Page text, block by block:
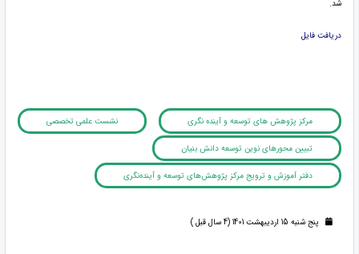
شد.
دريافت فايل
مرکز پژوهش های توسعه و آینده نگری نشست علمی تخصصی
تبیین محورهای نوین توسعه دانش بنیان
دفتر آموزش و ترویج مرکز پژوهش‌های توسعه و آینده‌نگری
پنج شنبه 15 اردیبهشت 1401 (4 سال قبل )